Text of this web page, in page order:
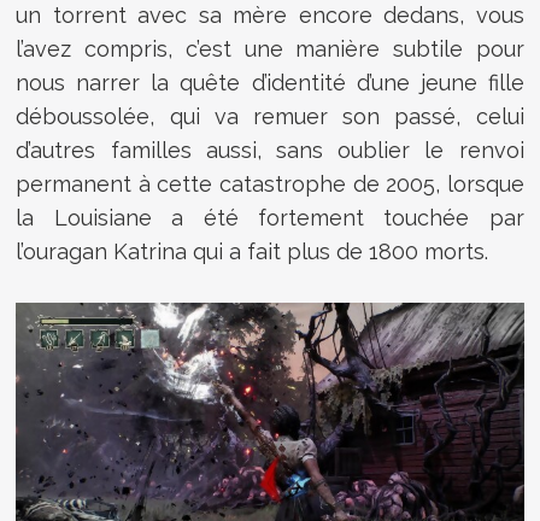
un torrent avec sa mère encore dedans, vous
l’avez compris, c’est une manière subtile pour
nous narrer la quête d’identité d’une jeune fille
déboussolée, qui va remuer son passé, celui
d’autres familles aussi, sans oublier le renvoi
permanent à cette catastrophe de 2005, lorsque
la Louisiane a été fortement touchée par
l’ouragan Katrina qui a fait plus de 1800 morts.